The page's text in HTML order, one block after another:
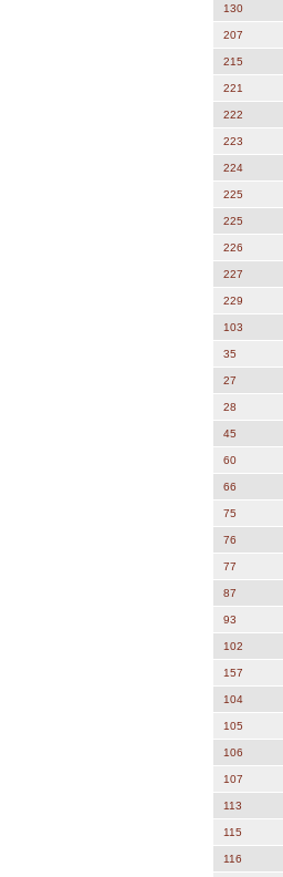
130
207
215
221
222
223
224
225
225
226
227
229
103
35
27
28
45
60
66
75
76
77
87
93
102
157
104
105
106
107
113
115
116